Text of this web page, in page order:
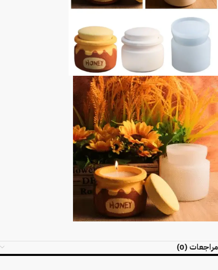
مراجعات (0)